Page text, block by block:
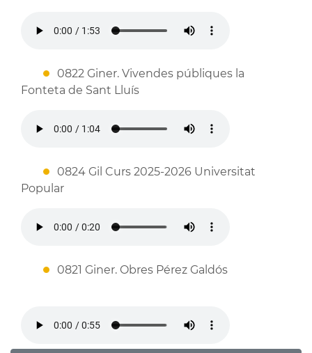
0822 Giner. Vivendes públiques la
Fonteta de Sant Lluís
0824 Gil Curs 2025-2026 Universitat
Popular
0821 Giner. Obres Pérez Galdós